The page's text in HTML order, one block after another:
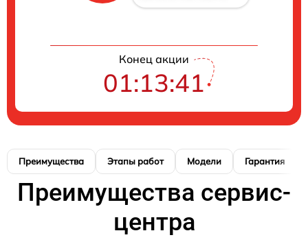
Конец акции
01:13:41
Преимущества Этапы работ Модели Гарантия
Преимущества сервис-
центра